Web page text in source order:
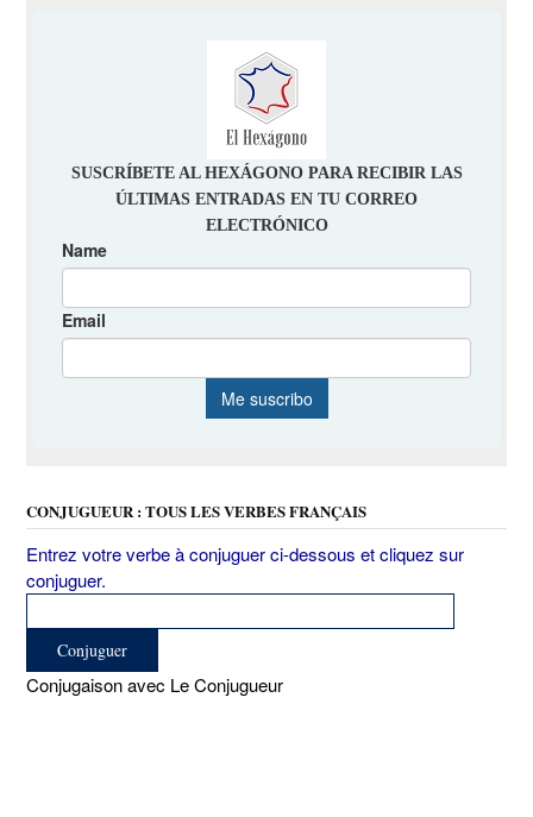
CONJUGUEUR : TOUS LES VERBES FRANÇAIS
Entrez votre verbe à conjuguer ci-dessous et cliquez sur
conjuguer.
Conjugaison avec Le Conjugueur